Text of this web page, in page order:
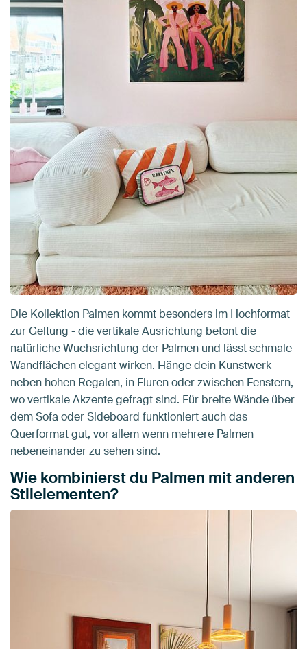
Die Kollektion Palmen kommt besonders im Hochformat
zur Geltung - die vertikale Ausrichtung betont die
natürliche Wuchsrichtung der Palmen und lässt schmale
Wandflächen elegant wirken. Hänge dein Kunstwerk
neben hohen Regalen, in Fluren oder zwischen Fenstern,
wo vertikale Akzente gefragt sind. Für breite Wände über
dem Sofa oder Sideboard funktioniert auch das
Querformat gut, vor allem wenn mehrere Palmen
nebeneinander zu sehen sind.
Wie kombinierst du Palmen mit anderen
Stilelementen?